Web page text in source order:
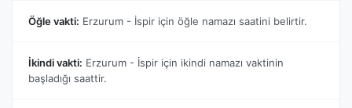
Öğle vakti: Erzurum - İspir için öğle namazı saatini belirtir.
İkindi vakti: Erzurum - İspir için ikindi namazı vaktinin
başladığı saattir.